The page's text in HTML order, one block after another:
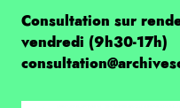
Consultation sur
vendredi (9h30-17h)